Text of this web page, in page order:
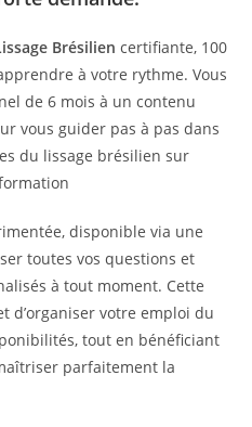
Brésilien certifiante, 100
à votre rythme. Vous
de 6 mois à un contenu
vous guider pas à pas dans
du lissage brésilien sur
disponible via une
toutes vos questions et
à tout moment. Cette
d’organiser votre emploi du
tout en bénéficiant
parfaitement la